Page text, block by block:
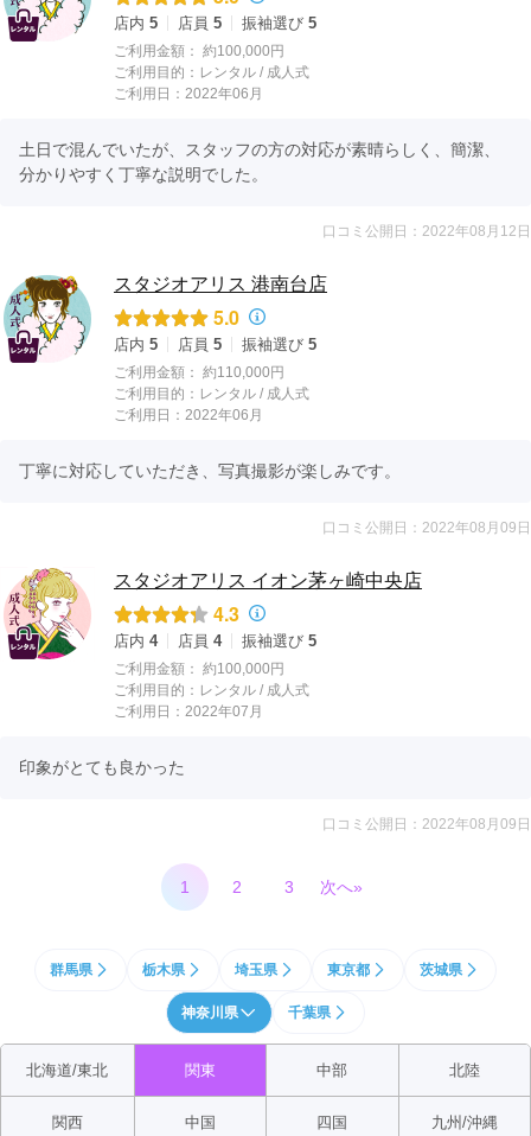
店内 5 店員 5 振袖選び 5
ご利用金額： 約100,000円
ご利用目的： レンタル / 成人式
ご利用日：2022年06月
土日で混んでいたが、スタッフの方の対応が素晴らしく、簡潔、
分かりやすく丁寧な説明でした。
口コミ公開日：2022年08月12日
スタジオアリス 港南台店
5.0
店内 5 店員 5 振袖選び 5
ご利用金額： 約110,000円
ご利用目的： レンタル / 成人式
ご利用日：2022年06月
丁寧に対応していただき、写真撮影が楽しみです。
口コミ公開日：2022年08月09日
スタジオアリス イオン茅ヶ崎中央店
4.3
店内 4 店員 4 振袖選び 5
ご利用金額： 約100,000円
ご利用目的： レンタル / 成人式
ご利用日：2022年07月
印象がとても良かった
口コミ公開日：2022年08月09日
1 2 3 次へ»
群馬県 栃木県 埼玉県 東京都 茨城県
神奈川県 千葉県
北海道/東北 関東 中部 北陸
関西 中国 四国 九州/沖縄